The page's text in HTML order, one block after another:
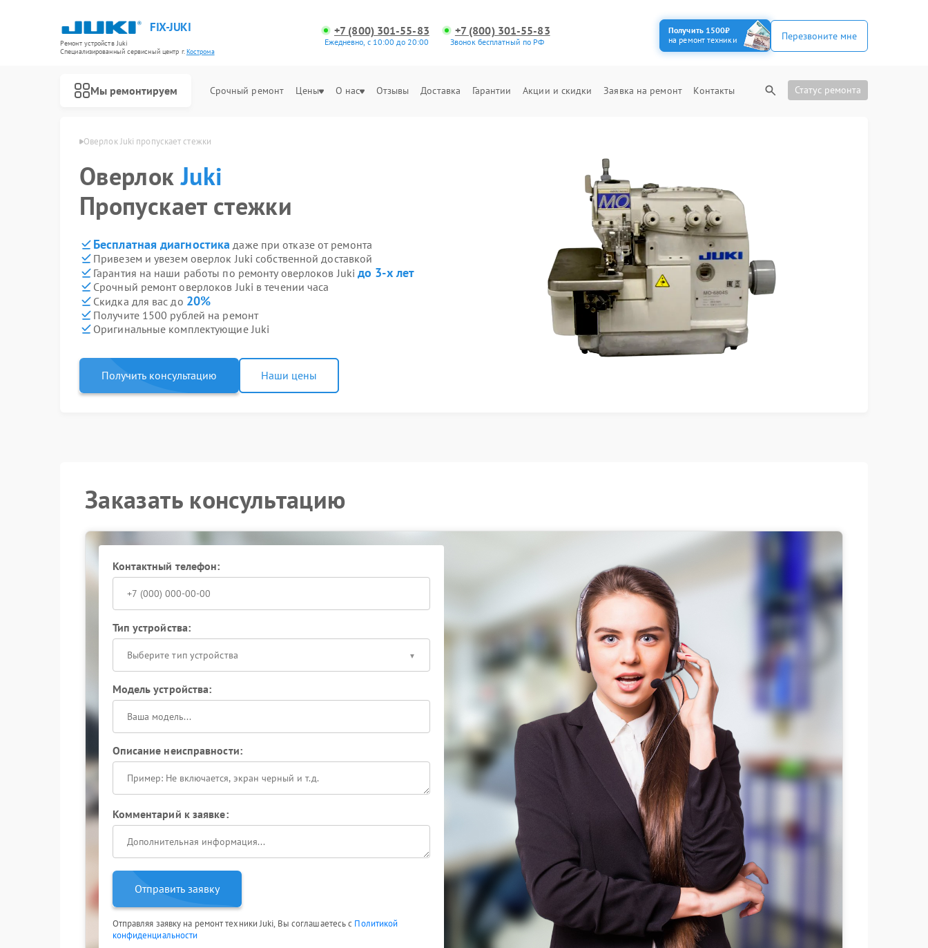
FIX-JUKI
Ремонт устройств Juki
Специализированный cервисный центр г.Кострома
+7 (800) 301-55-83
Ежедневно, с 10:00 до 20:00
+7 (800) 301-55-83
Звонок бесплатный по РФ
Получить 1500₽
на ремонт техники
Перезвоните мне
Мы ремонтируем Срочный ремонт Цены О нас Отзывы Доставка Гарантии Акции и скидки Заявка на ремонт Контакты Статус ремонта
Оверлок Juki пропускает стежки
ОверлокJuki
Пропускает стежки
Бесплатная диагностика даже при отказе от ремонта
Привезем и увезем оверлок Juki собственной доставкой
Гарантия на наши работы по ремонту оверлоков Juki до 3-х лет
Срочный ремонт оверлоков Juki в течении часа
Скидка для вас до 20%
Получите 1500 рублей на ремонт
Оригинальные комплектующие Juki
Получить консультацию Наши цены
Заказать консультацию
Контактный телефон:
Тип устройства:
Выберите тип устройства
Модель устройства:
Описание неисправности:
Комментарий к заявке:
Отправить заявку
Отправляя заявку на ремонт техники Juki, Вы соглашаетесь с Политикой
конфиденциальности